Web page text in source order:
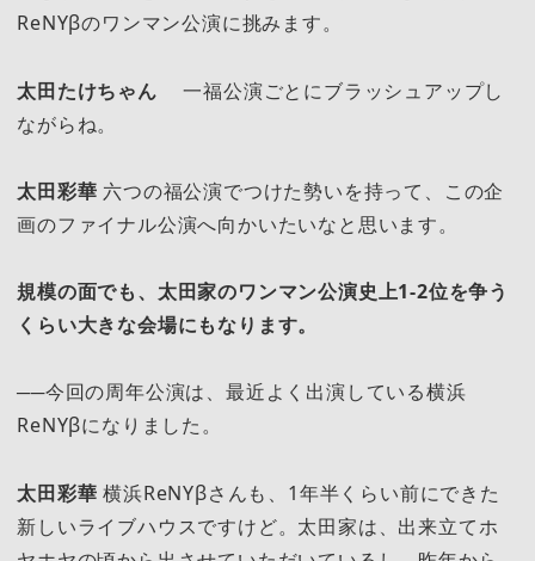
ReNYβのワンマン公演に挑みます。
太田たけちゃん 一福公演ごとにブラッシュアップし
ながらね。
太田彩華 六つの福公演でつけた勢いを持って、この企
画のファイナル公演へ向かいたいなと思います。
規模の面でも、太田家のワンマン公演史上1-2位を争う
くらい大きな会場にもなります。
──今回の周年公演は、最近よく出演している横浜
ReNYβになりました。
太田彩華 横浜ReNYβさんも、1年半くらい前にできた
新しいライブハウスですけど。太田家は、出来立てホ